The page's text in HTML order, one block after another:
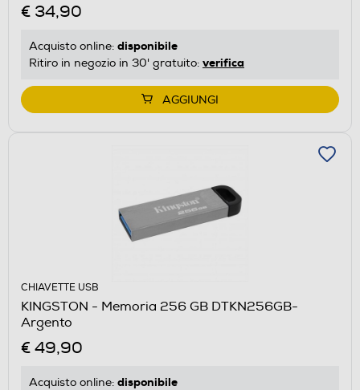
€ 34,90
Acquisto online: disponibile
Ritiro in negozio in 30' gratuito: verifica
AGGIUNGI
CHIAVETTE USB
KINGSTON - Memoria 256 GB DTKN256GB-
Argento
€ 49,90
Acquisto online: disponibile